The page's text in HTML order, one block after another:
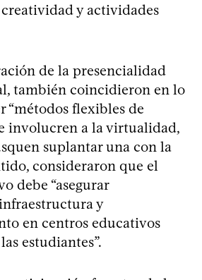
y actividades
de la presencialidad
también coincidieron en lo
“métodos flexibles de
involucren a la virtualidad,
suplantar una con la
consideraron que el
debe “asegurar
y
en centros educativos
estudiantes”.